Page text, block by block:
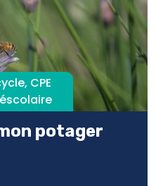
CPE
potager